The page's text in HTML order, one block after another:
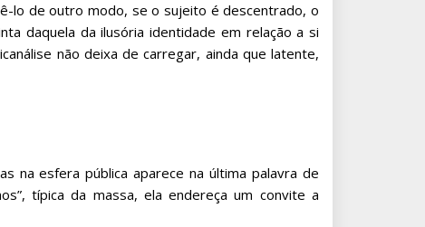
lo de outro modo, se o sujeito é descentrado, o
daquela da ilusória identidade em relação a si
não deixa de carregar, ainda que latente,
na esfera pública aparece na última palavra de
típica da massa, ela endereça um convite a